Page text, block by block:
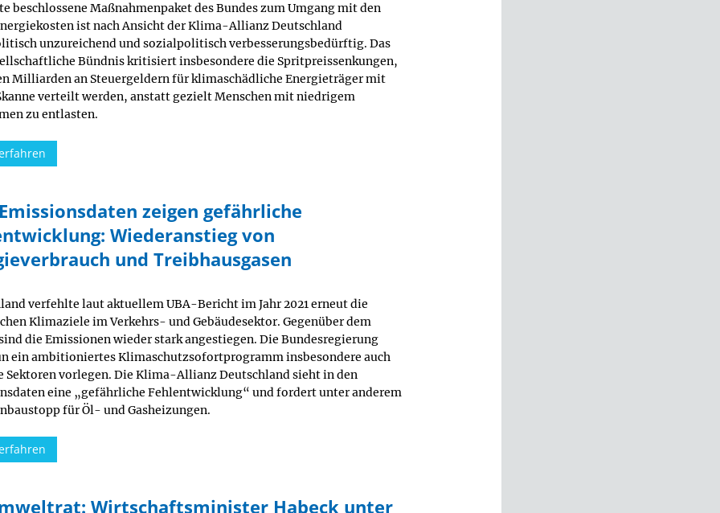
beschlossene Maßnahmenpaket des Bundes zum Umgang mit den
ist nach Ansicht der Klima-Allianz Deutschland
unzureichend und sozialpolitisch verbesserungsbedürftig. Das
Bündnis kritisiert insbesondere die Spritpreissenkungen,
Milliarden an Steuergeldern für klimaschädliche Energieträger mit
verteilt werden, anstatt gezielt Menschen mit niedrigem
zu entlasten.
zeigen gefährliche
Wiederanstieg von
und Treibhausgasen
verfehlte laut aktuellem UBA-Bericht im Jahr 2021 erneut die
Klimaziele im Verkehrs- und Gebäudesektor. Gegenüber dem
die Emissionen wieder stark angestiegen. Die Bundesregierung
ein ambitioniertes Klimaschutzsofortprogramm insbesondere auch
Sektoren vorlegen. Die Klima-Allianz Deutschland sieht in den
eine „gefährliche Fehlentwicklung“ und fordert unter anderem
für Öl- und Gasheizungen.
Wirtschaftsminister Habeck unter